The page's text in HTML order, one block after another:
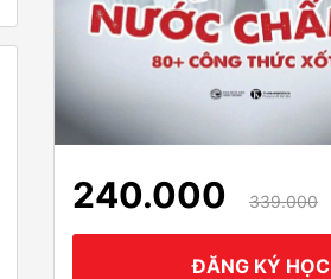
240.000 339.000
ĐĂNG KÝ HỌC